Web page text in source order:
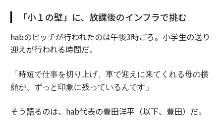
「小１の壁」に、放課後のインフラで挑む
habのピッチが行われたのは午後3時ごろ。小学生の送り
迎えが行われる時間だ。
「時短で仕事を切り上げ、車で迎えに来てくれる母の横
顔が、ずっと印象に残っているんです」
そう語るのは、hab代表の豊田洋平（以下、豊田）だ。